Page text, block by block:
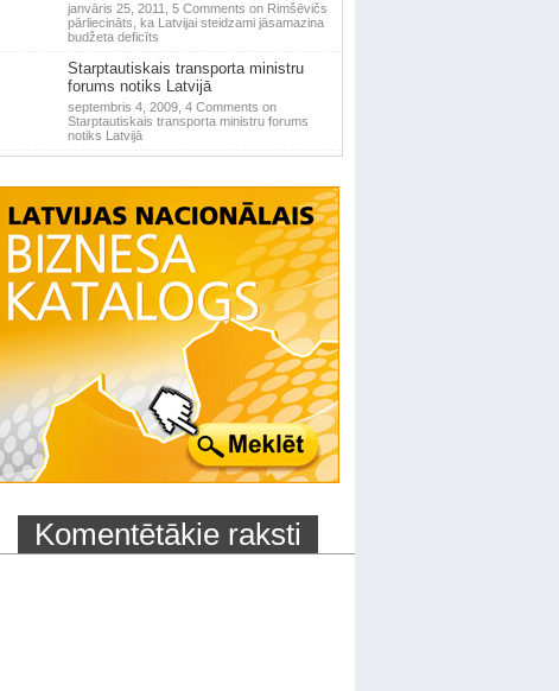
janvāris 25, 2011, 5 Comments on Rimšēvičs
pārliecināts, ka Latvijai steidzami jāsamazina
budžeta deficīts
Starptautiskais transporta ministru
forums notiks Latvijā
septembris 4, 2009, 4 Comments on
Starptautiskais transporta ministru forums
notiks Latvijā
Komentētākie raksti